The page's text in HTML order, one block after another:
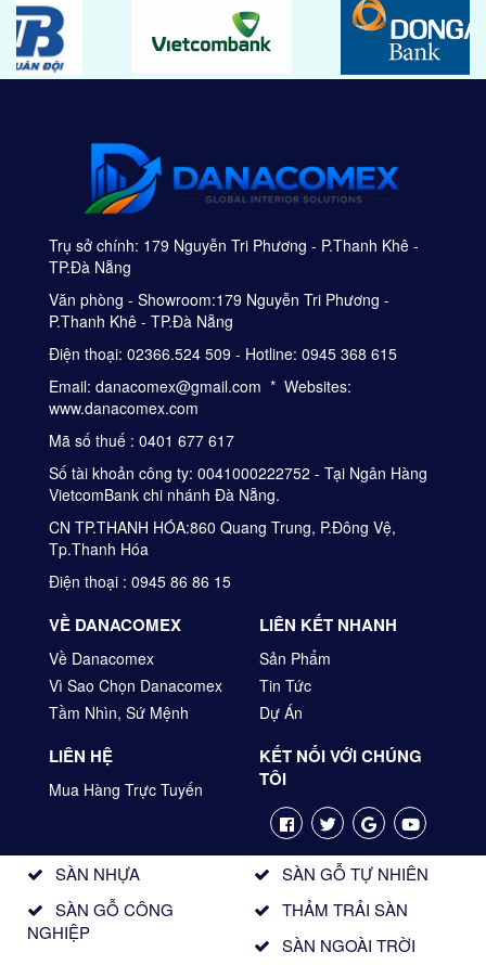
Trụ sở chính: 179 Nguyễn Tri Phương - P.Thanh Khê -
TP.Đà Nẵng
Văn phòng - Showroom:179 Nguyễn Tri Phương -
P.Thanh Khê - TP.Đà Nẵng
Điện thoại: 02366.524 509 - Hotline: 0945 368 615
Email: danacomex@gmail.com * Websites:
www.danacomex.com
Mã số thuế : 0401 677 617
Số tài khoản công ty: 0041000222752 - Tại Ngân Hàng
VietcomBank chi nhánh Đà Nẵng.
CN TP.THANH HÓA:860 Quang Trung, P.Đông Vệ,
Tp.Thanh Hóa
Điện thoại : 0945 86 86 15
VỀ DANACOMEX
Về Danacomex
Vì Sao Chọn Danacomex
Tầm Nhìn, Sứ Mệnh
LIÊN HỆ
Mua Hàng Trực Tuyến
LIÊN KẾT NHANH
Sản Phẩm
Tin Tức
Dự Án
KẾT NỐI VỚI CHÚNG
TÔI
SÀN NHỰA
SÀN GỖ TỰ NHIÊN
SÀN GỖ CÔNG
NGHIỆP
THẢM TRẢI SÀN
SÀN NGOÀI TRỜI